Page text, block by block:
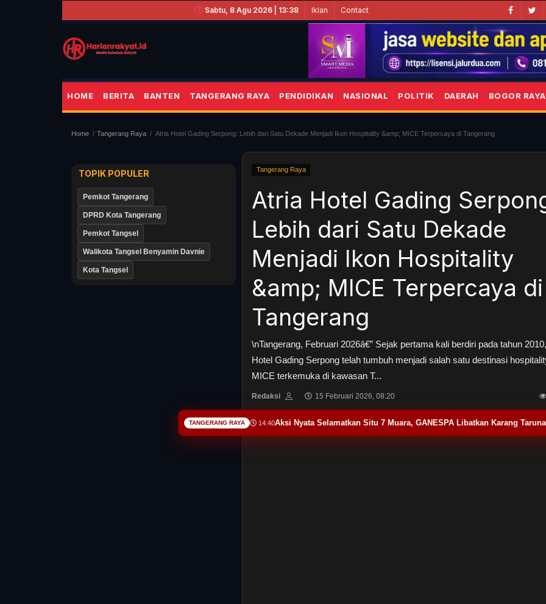
Sabtu, 8 Agu 2026 | 13:38 Iklan Contact
HOME BERITA BANTEN TANGERANG RAYA PENDIDIKAN NASIONAL POLITIK DAERAH BOGOR RAYA
Home Tangerang Raya Atria Hotel Gading Serpong: Lebih dari Satu Dekade Menjadi Ikon Hospitality &amp; MICE Terpercaya di Tangerang
TOPIK POPULER
Pemkot Tangerang
DPRD Kota Tangerang
Pemkot Tangsel
Walikota Tangsel Benyamin Davnie
Kota Tangsel
Tangerang Raya
Atria Hotel Gading
Lebih dari Satu Dekade
Menjadi Ikon Hospitality
&amp; MICE Terpercaya di
Tangerang
\nTangerang, Februari 2026â€” Sejak pertama kali berdiri pada tahun
Hotel Gading Serpong telah tumbuh menjadi salah satu destinasi
MICE terkemuka di kawasan T...
Redaksi 15 Februari 2026, 08:20
Facebook Twitter
TANGERANG RAYA 14:40Aksi Nyata Selamatkan Situ 7 Muara, GANESPA Libatkan Karang